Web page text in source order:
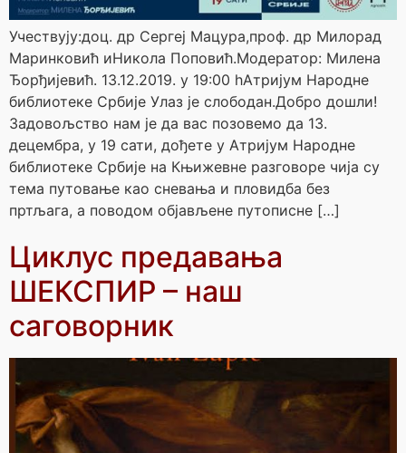
Учествују:доц. др Сергеј Мацура,проф. др Милорад
Маринковић иНикола Поповић.Модератор: Милена
Ђорђијевић. 13.12.2019. у 19:00 hАтријум Народне
библиотеке Србије Улаз је слободан.Добро дошли!
Задовољство нам је да вас позовемо да 13.
децембра, у 19 сати, дођете у Атријум Народне
библиотеке Србије на Књижевне разговоре чија су
тема путовање као сневањa и пловидба без
пртљага, а поводом објављене путописне […]
Циклус предавања
ШЕКСПИР – наш
саговорник